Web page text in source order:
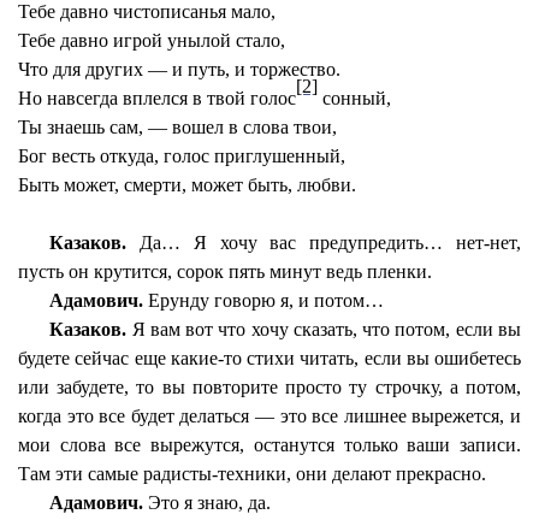
Тебе давно чистописанья мало,
Тебе давно игрой унылой стало,
Что для других — и путь, и торжество.
Но навсегда вплелся в твой голос
[2]
сонный,
Ты знаешь сам, — вошел в слова твои,
Бог весть откуда, голос приглушенный,
Быть может, смерти, может быть, любви.
Казаков. Да… Я хочу вас предупредить… нет-нет,
пусть он крутится, сорок пять минут ведь пленки.
Адамович. Ерунду говорю я, и потом…
Казаков. Я вам вот что хочу сказать, что потом, если вы
будете сейчас еще какие-то стихи читать, если вы ошибетесь
или забудете, то вы повторите просто ту строчку, а потом,
когда это все будет делаться — это все лишнее вырежется, и
мои слова все вырежутся, останутся только ваши записи.
Там эти самые радисты-техники, они делают прекрасно.
Адамович. Это я знаю, да.